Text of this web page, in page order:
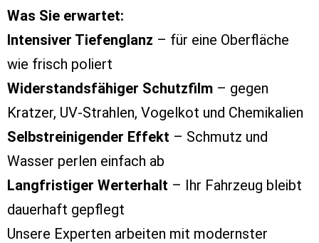
Was Sie erwartet:
Intensiver Tiefenglanz – für eine Oberfläche
wie frisch poliert
Widerstandsfähiger Schutzfilm – gegen
Kratzer, UV-Strahlen, Vogelkot und Chemikalien
Selbstreinigender Effekt – Schmutz und
Wasser perlen einfach ab
Langfristiger Werterhalt – Ihr Fahrzeug bleibt
dauerhaft gepflegt
Unsere Experten arbeiten mit modernster